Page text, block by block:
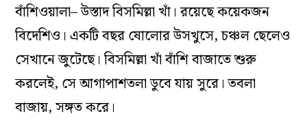
বাঁশিওয়ালা– উস্তাদ বিসমিল্লা খাঁ। রয়েছে কয়েকজন
বিদেশিও। একটি বছর ষোলোর উসখুসে, চঞ্চল ছেলেও
সেখানে জুটেছে। বিসমিল্লা খাঁ বাঁশি বাজাতে শুরু
করলেই, সে আগাপাশতলা ডুবে যায় সুরে। তবলা
বাজায়, সঙ্গত করে।